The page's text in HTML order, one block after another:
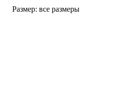
Размер: все размеры